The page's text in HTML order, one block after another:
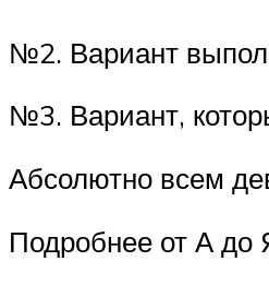
№2. Вариант
№3. Вариант,
Абсолютно всем
Подробнее от А до